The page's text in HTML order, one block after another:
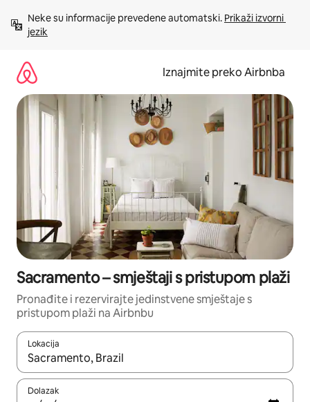
sadržaj
Neke su informacije prevedene automatski. Prikaži izvorni
jezik
Iznajmite preko Airbnba
Sacramento – smještaji s pristupom plaži
Pronađite i rezervirajte jedinstvene smještaje s
pristupom plaži na Airbnbu
Lokacija
Kada budu dostupni rezultati, moći ćete ih pregledati
Dolazak